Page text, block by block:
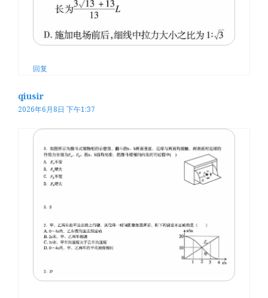
回复
qiusir
2026年6月8日 下午1:37